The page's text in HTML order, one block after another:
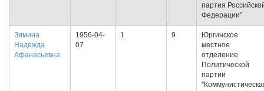
партия
Федерации"
Зимина
Надежда
Афанасьевна
1956-04-
07
1 9
Юргинское
местное
отделение
Политической
партии